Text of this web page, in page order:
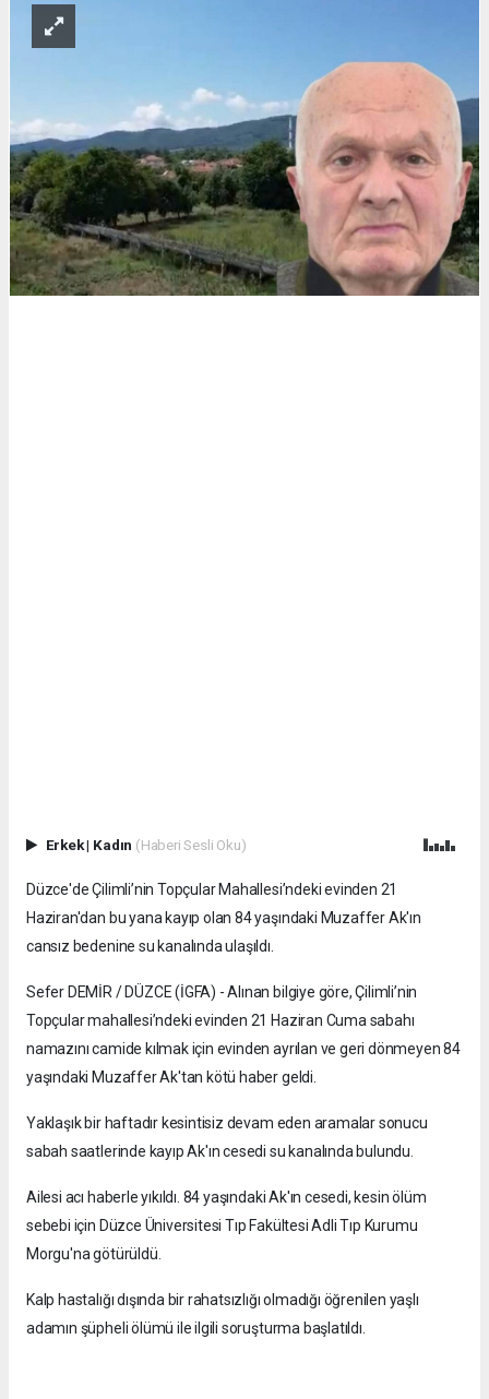
Erkek| Kadın (Haberi Sesli Oku)
Düzce'de Çilimli’nin Topçular Mahallesi’ndeki evinden 21
Haziran'dan bu yana kayıp olan 84 yaşındaki Muzaffer Ak'ın
cansız bedenine su kanalında ulaşıldı.
Sefer DEMİR / DÜZCE (İGFA) - Alınan bilgiye göre, Çilimli’nin
Topçular mahallesi’ndeki evinden 21 Haziran Cuma sabahı
namazını camide kılmak için evinden ayrılan ve geri dönmeyen 84
yaşındaki Muzaffer Ak'tan kötü haber geldi.
Yaklaşık bir haftadır kesintisiz devam eden aramalar sonucu
sabah saatlerinde kayıp Ak'ın cesedi su kanalında bulundu.
Ailesi acı haberle yıkıldı. 84 yaşındaki Ak'ın cesedi, kesin ölüm
sebebi için Düzce Üniversitesi Tıp Fakültesi Adli Tıp Kurumu
Morgu'na götürüldü.
Kalp hastalığı dışında bir rahatsızlığı olmadığı öğrenilen yaşlı
adamın şüpheli ölümü ile ilgili soruşturma başlatıldı.